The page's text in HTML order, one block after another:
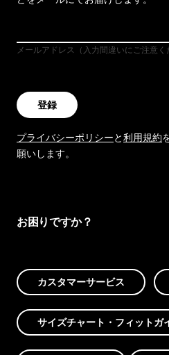
メールアドレス（入力間違いにご注意く
登録
プライバシーポリシーと利用規約
願いします。
お困りですか？
カスタマーサービス
サイズチャート・フィットガ